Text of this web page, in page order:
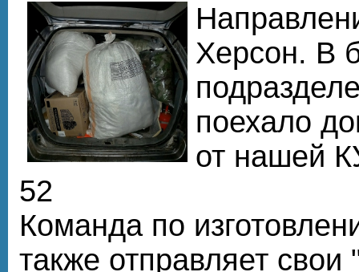
Херсон. В
поехало
от нашей
52
Команда по
также отправляет свои